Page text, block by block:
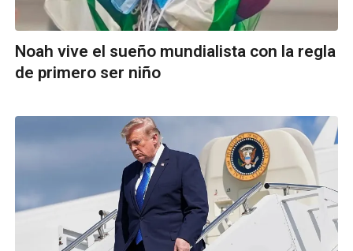
Noah vive el sueño mundialista con la regla
de primero ser niño